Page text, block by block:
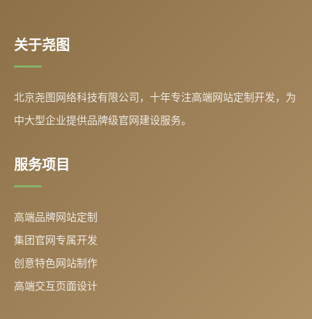
关于尧图
北京尧图网络科技有限公司，十年专注高端网站定制开发，为
中大型企业提供品牌级官网建设服务。
服务项目
高端品牌网站定制
集团官网专属开发
创意特色网站制作
高端交互页面设计